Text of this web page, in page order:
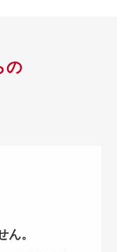
の
。